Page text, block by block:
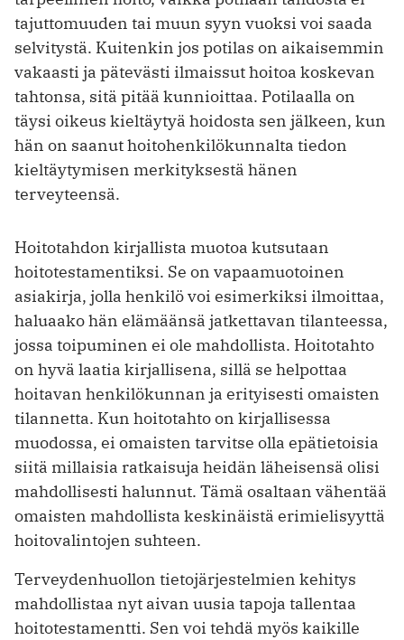
tajuttomuuden tai muun syyn vuoksi voi saada
selvitystä. Kuitenkin jos potilas on aikaisemmin
vakaasti ja pätevästi ilmaissut hoitoa koskevan
tahtonsa, sitä pitää kunnioittaa. Potilaalla on
täysi oikeus kieltäytyä hoidosta sen jälkeen, kun
hän on saanut hoitohenkilökunnalta tiedon
kieltäytymisen merkityksestä hänen
terveyteensä.
Hoitotahdon kirjallista muotoa kutsutaan
hoitotestamentiksi. Se on vapaamuotoinen
asiakirja, jolla henkilö voi esimerkiksi ilmoittaa,
haluaako hän elämäänsä jatkettavan tilanteessa,
jossa toipuminen ei ole mahdollista. Hoitotahto
on hyvä laatia kirjallisena, sillä se helpottaa
hoitavan henkilökunnan ja erityisesti omaisten
tilannetta. Kun hoitotahto on kirjallisessa
muodossa, ei omaisten tarvitse olla epätietoisia
siitä millaisia ratkaisuja heidän läheisensä olisi
mahdollisesti halunnut. Tämä osaltaan vähentää
omaisten mahdollista keskinäistä erimielisyyttä
hoitovalintojen suhteen.
Terveydenhuollon tietojärjestelmien kehitys
mahdollistaa nyt aivan uusia tapoja tallentaa
hoitotestamentti. Sen voi tehdä myös kaikille